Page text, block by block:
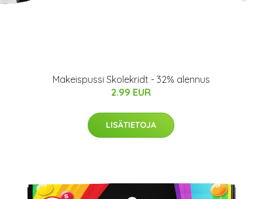
Makeispussi Skolekridt - 32% alennus
2.99 EUR
LISÄTIETOJA